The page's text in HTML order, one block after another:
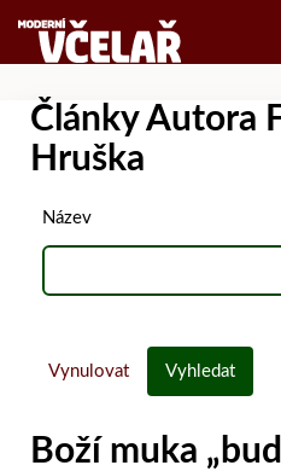
Články Autora
Hruška
Název
Vynulovat Vyhledat
Boží muka